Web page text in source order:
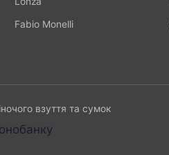
Fabio Monelli
взуття та сумок